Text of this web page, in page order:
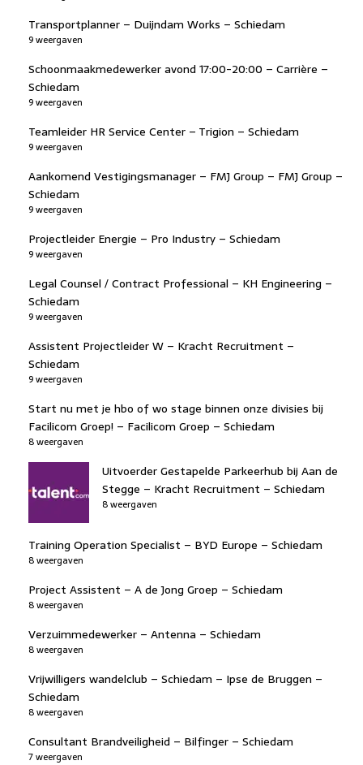
Transportplanner – Duijndam Works – Schiedam
9 weergaven
Schoonmaakmedewerker avond 17:00-20:00 – Carrière –
Schiedam
9 weergaven
Teamleider HR Service Center – Trigion – Schiedam
9 weergaven
Aankomend Vestigingsmanager – FMJ Group – FMJ Group –
Schiedam
9 weergaven
Projectleider Energie – Pro Industry – Schiedam
9 weergaven
Legal Counsel / Contract Professional – KH Engineering –
Schiedam
9 weergaven
Assistent Projectleider W – Kracht Recruitment –
Schiedam
9 weergaven
Start nu met je hbo of wo stage binnen onze divisies bij
Facilicom Groep! – Facilicom Groep – Schiedam
8 weergaven
Uitvoerder Gestapelde Parkeerhub bij Aan de
Stegge – Kracht Recruitment – Schiedam
8 weergaven
Training Operation Specialist – BYD Europe – Schiedam
8 weergaven
Project Assistent – A de Jong Groep – Schiedam
8 weergaven
Verzuimmedewerker – Antenna – Schiedam
8 weergaven
Vrijwilligers wandelclub – Schiedam – Ipse de Bruggen –
Schiedam
8 weergaven
Consultant Brandveiligheid – Bilfinger – Schiedam
7 weergaven